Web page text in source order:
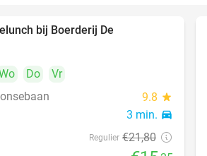
bij Boerderij De
Do
Vr
9.8 star
3 min. directions_car
Regulier €21,80